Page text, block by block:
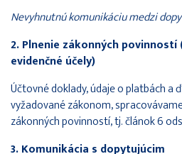
Nevyhnutnú komunikáciu medzi
2. Plnenie zákonných
evidenčné účely)
Účtovné doklady, údaje o platbách a
vyžadované zákonom,
zákonných povinností, tj. článok 6
3. Komunikácia s dopytujúcim